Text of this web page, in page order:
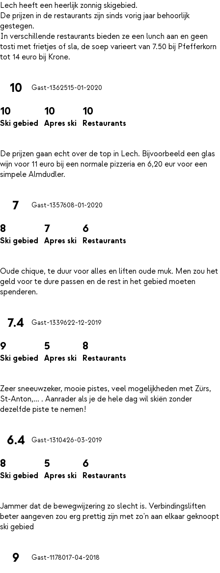
Lech heeft een heerlijk zonnig skigebied.
De prijzen in de restaurants zijn sinds vorig jaar behoorlijk
gestegen.
In verschillende restaurants bieden ze een lunch aan en geen
tosti met frietjes of sla, de soep varieert van 7.50 bij Pfefferkorn
10 Gast-1362515-01-2020
10
Ski gebied
10
Apres ski
10
Restaurants
De prijzen gaan echt over de top in Lech. Bijvoorbeeld een glas
wijn voor 11 euro bij een normale pizzeria en 6,20 eur voor een
7 Gast-1357608-01-2020
8
Ski gebied
7
Apres ski
6
Restaurants
Oude chique, te duur voor alles en liften oude muk. Men zou het
geld voor te dure passen en de rest in het gebied moeten
7.4 Gast-1339622-12-2019
9
Ski gebied
5
Apres ski
8
Restaurants
Zeer sneeuwzeker, mooie pistes, veel mogelijkheden met Zürs,
St-Anton,... . Aanrader als je de hele dag wil skiën zonder
6.4 Gast-1310426-03-2019
8
Ski gebied
5
Apres ski
6
Restaurants
Jammer dat de bewegwijzering zo slecht is. Verbindingsliften
beter aangeven zou erg prettig zijn met zo'n aan elkaar geknoopt
9 Gast-1178017-04-2018